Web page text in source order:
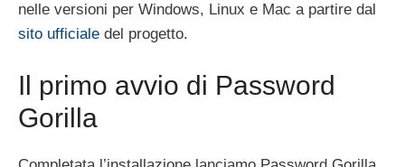
nelle versioni per Windows, Linux e Mac a partire dal
sito ufficiale del progetto.
Il primo avvio di Password
Gorilla